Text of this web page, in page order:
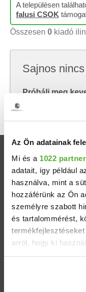
Az Ön adatainak
Mi és a 1022
adatait, így például
használva, mint a
hozzáférünk az Ön
személyre szabott
és tartalommérést,
arról, hogy ki
A településen
falusi CSOK
Összesen 0 kiadó
Sajnos
Próbálj meg
keresni, hátha
Ingatlanok
Eladó házak
Eladó lakások
Települések